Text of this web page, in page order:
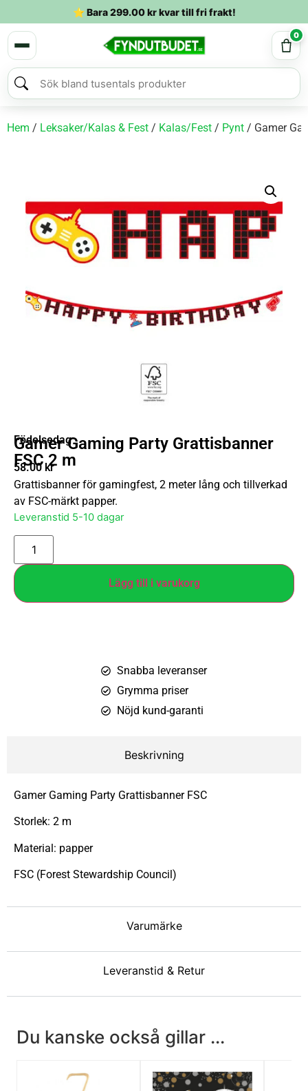
⭐ Bara299.00krkvar till fri frakt!
0
Hem / Leksaker/Kalas & Fest / Kalas/Fest / Pynt / Gamer
Födelsedag
Gamer Gaming Party Grattisbanner
FSC 2 m
58.00kr
Grattisbanner för gamingfest, 2 meter lång och tillverkad
av FSC-märkt papper.
Leveranstid 5-10 dagar
Lägg till i varukorg
Snabba leveranser
Grymma priser
Nöjd kund-garanti
Beskrivning
Varumärke
Leveranstid & Retur
Gamer Gaming Party Grattisbanner FSC
Storlek: 2 m
Material: papper
FSC (Forest Stewardship Council)
Du kanske också gillar ...